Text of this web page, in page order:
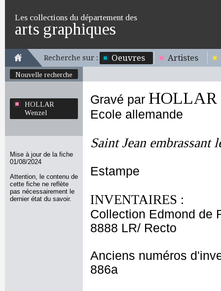
Les collections du département des
arts graphiques
Recherche sur : Oeuvres Artistes
Nouvelle recherche
HOLLAR
Wenzel
Mise à jour de la fiche
01/08/2024
Attention, le contenu de
cette fiche ne reflète
pas nécessairement le
dernier état du savoir.
Gravé par HOLLAR
Ecole allemande
Saint Jean embrassant
Estampe
INVENTAIRES :
Collection Edmond de
8888 LR/ Recto
Anciens numéros
886a